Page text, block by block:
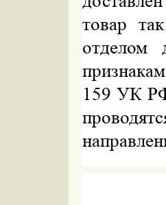
товар
отделом
159 УК